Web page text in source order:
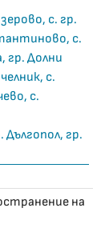
с. гр.
с.
гр. Долни
с.
с.
гр.
на